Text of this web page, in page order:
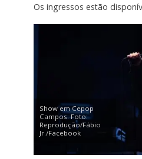
Os ingressos estão
Show em Cepop
Campos. Foto:
Reprodução/Fábio
Jr./Facebook